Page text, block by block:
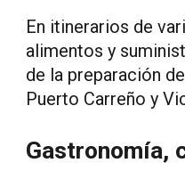
En itinerarios de
alimentos y
de la preparación
Puerto Carreño y
Gastronomía,